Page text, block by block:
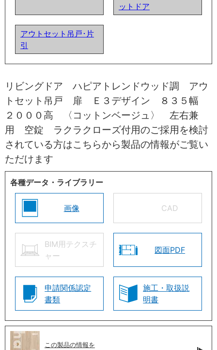
ットドア
アウトセット吊戸･片
引
リビングドア ハピアトレンドウッド調 アウ
トセット吊戸 扉 Ｅ３デザイン ８３５幅
２０００高 〈コットンベージュ〉 左右兼
用 空錠 ラクラクローズ付用のご採用を検討
されている方はこちらから製品の情報がご覧い
ただけます
各種データ・ライブラリー
画像 CAD
BIM用テクスチ
ャー
図面PDF
申請関係認定
書類
施工・取扱説
明書
この製品の情報を